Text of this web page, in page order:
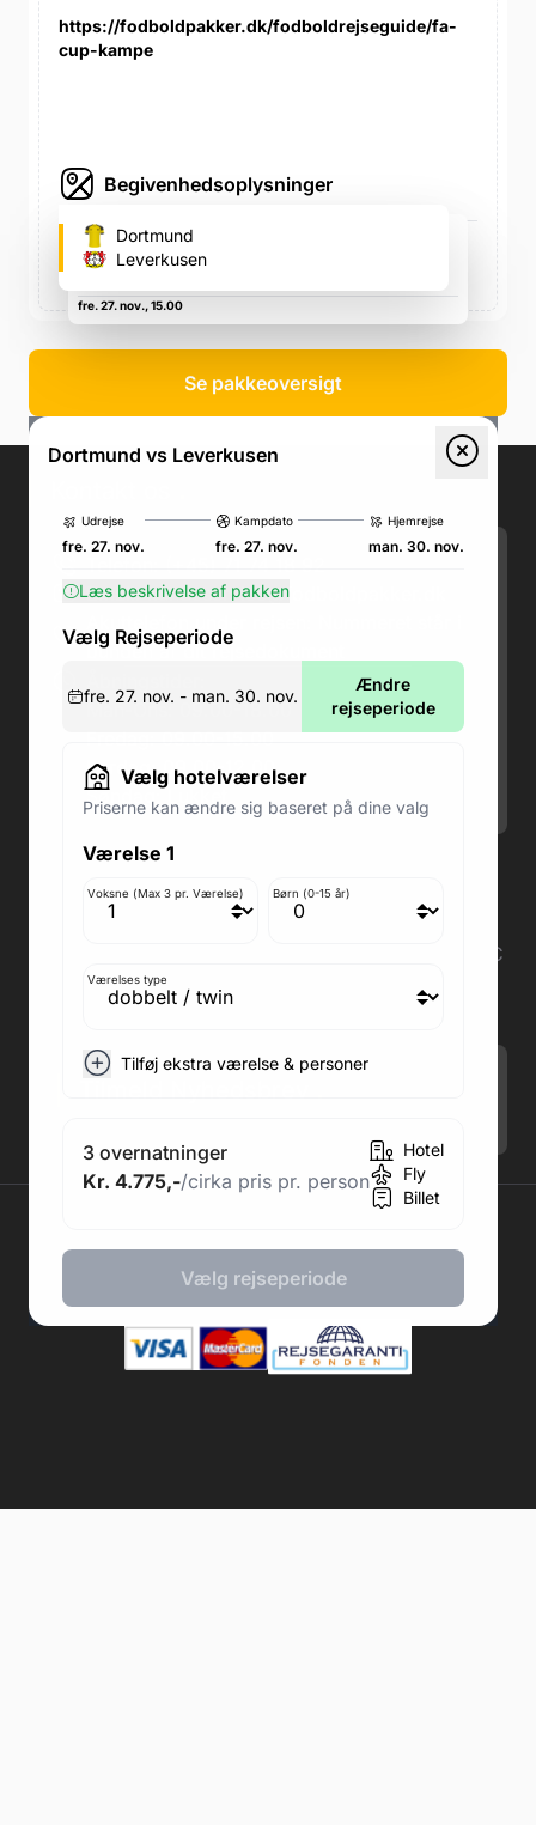
https://fodboldpakker.dk/fodboldrejseguide/fa-
cup-kampe
Begivenhedsoplysninger
Signal-Iduna-Park (Dortmund
fodboldstadion)
fre. 27. nov., 15.00
Dortmund
Leverkusen
Se pakkeoversigt
Dortmund vs Leverkusen
Udrejse
fre. 27. nov.
Kampdato
fre. 27. nov.
Hjemrejse
man. 30. nov.
Læs beskrivelse af pakken
Vælg Rejseperiode
fre. 27. nov. - man. 30. nov.
Ændre
rejseperiode
Vælg hotelværelser
Priserne kan ændre sig baseret på dine valg
Værelse 1
Voksne (Max 3 pr. Værelse) Børn (0-15 år)
Værelses type
Tilføj ekstra værelse & personer
3 overnatninger
Kr. 4.775,-/cirka pris pr. person
Hotel
Fly
Billet
Vælg rejseperiode
Email:kundeservice@fodboldpakker.dk
Akuttelefon under rejsen: Nummeret står i
bunden af dit rejsedokument
Man-Ons: 09.00-18.00
Lørdag: 09.00-12.00
Søndag: Lukket
Adresse butik: Fodboldpakker ApS Rosendal 1C
2860 Søborg
Medlem af rejsegarantifonden: 3350
Adresse kontor: Fodboldpakker ApS Rosendal 1C
2860 Søborg
CVR: 41967218